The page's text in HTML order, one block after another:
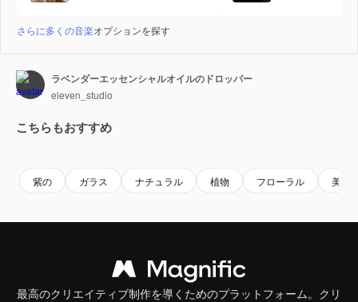
さらに多くの音楽オプションを探す
ラベンダーエッセンシャルオイルのドロッパー
eleven_studio
こちらもおすすめ
紫の ガラス ナチュラル 植物 フローラル 美し
最高のクリエイティブ制作を導くためのプラットフォーム。クリ